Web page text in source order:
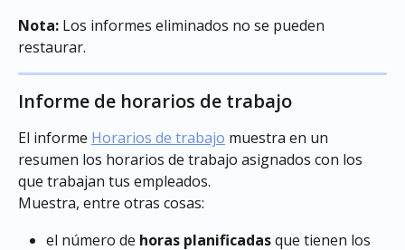
Nota: Los informes eliminados no se pueden
restaurar.
Informe de horarios de trabajo
El informe Horarios de trabajo muestra en un
resumen los horarios de trabajo asignados con los
que trabajan tus empleados.
Muestra, entre otras cosas:
el número de horas planificadas que tienen los